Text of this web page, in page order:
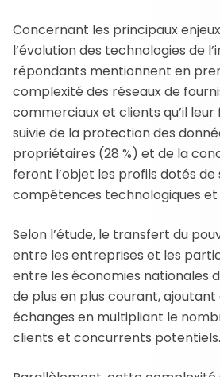
Concernant les principaux
l’évolution des technologies de
répondants mentionnent en
complexité des réseaux de
commerciaux et clients qu’il
suivie de la protection des
propriétaires (28 %) et de la
feront l’objet les profils dotés de
compétences technologiques et
Selon l’étude, le transfert du
entre les entreprises et les
entre les économies nationales
de plus en plus courant,
échanges en multipliant le
clients et concurrents potentiels.